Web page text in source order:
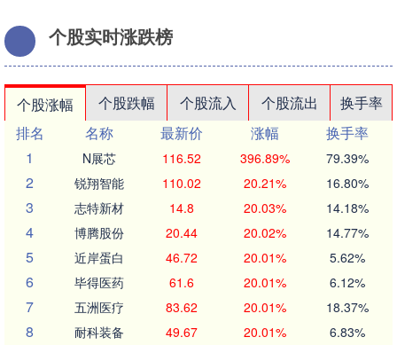
个股实时涨跌榜
个股涨幅 个股跌幅 个股流入 个股流出
换手率
排名
名称 最新价 涨幅
换手率
1
N展芯 116.52 396.89% 79.39%
2 锐翔智能 110.02 20.21% 16.80%
3 志特新材 14.8 20.03% 14.18%
4 博腾股份 20.44 20.02% 14.77%
5 近岸蛋白 46.72 20.01% 5.62%
6 毕得医药 61.6 20.01% 6.12%
7 五洲医疗 83.62 20.01% 18.37%
8 耐科装备 49.67 20.01% 6.83%